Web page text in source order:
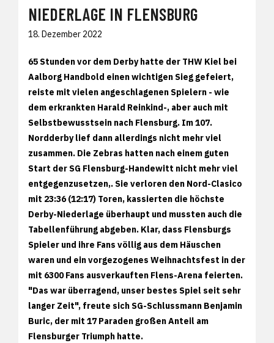
NIEDERLAGE IN FLENSBURG
18. Dezember 2022
65 Stunden vor dem Derby hatte der THW Kiel bei
Aalborg Handbold einen wichtigen Sieg gefeiert,
reiste mit vielen angeschlagenen Spielern - wie
dem erkrankten Harald Reinkind-, aber auch mit
Selbstbewusstsein nach Flensburg. Im 107.
Nordderby lief dann allerdings nicht mehr viel
zusammen. Die Zebras hatten nach einem guten
Start der SG Flensburg-Handewitt nicht mehr viel
entgegenzusetzen,. Sie verloren den Nord-Clasico
mit 23:36 (12:17) Toren, kassierten die höchste
Derby-Niederlage überhaupt und mussten auch die
Tabellenführung abgeben. Klar, dass Flensburgs
Spieler und ihre Fans völlig aus dem Häuschen
waren und ein vorgezogenes Weihnachtsfest in der
mit 6300 Fans ausverkauften Flens-Arena feierten.
"Das war überragend, unser bestes Spiel seit sehr
langer Zeit", freute sich SG-Schlussmann Benjamin
Buric, der mit 17 Paraden großen Anteil am
Flensburger Triumph hatte.